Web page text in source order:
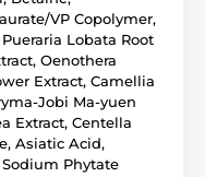
VP Copolymer,
Lobata Root
Oenothera
Extract, Camellia
Jobi Ma-yuen
Extract, Centella
Asiatic Acid,
Phytate